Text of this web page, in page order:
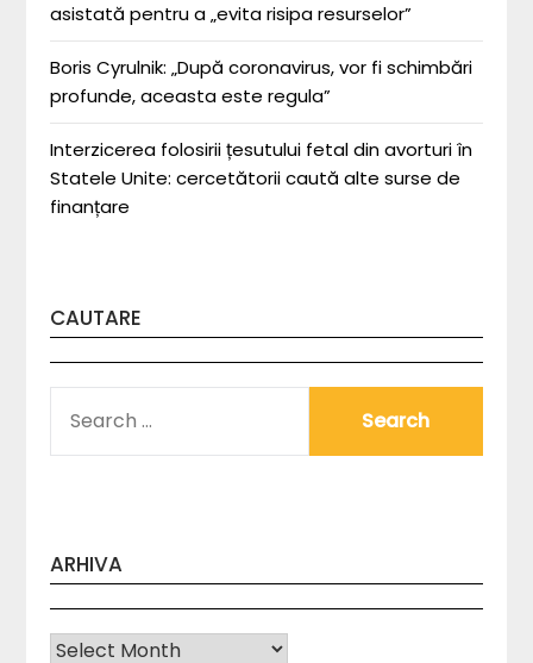
asistată pentru a „evita risipa resurselor”
Boris Cyrulnik: „După coronavirus, vor fi schimbări
profunde, aceasta este regula”
Interzicerea folosirii țesutului fetal din avorturi în
Statele Unite: cercetătorii caută alte surse de
finanțare
CAUTARE
FOR:
ARHIVA
Arhiva